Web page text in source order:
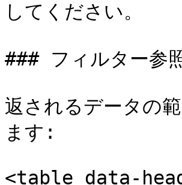
してください。
### フィルター参
返されるデータの
ます:
<table data-